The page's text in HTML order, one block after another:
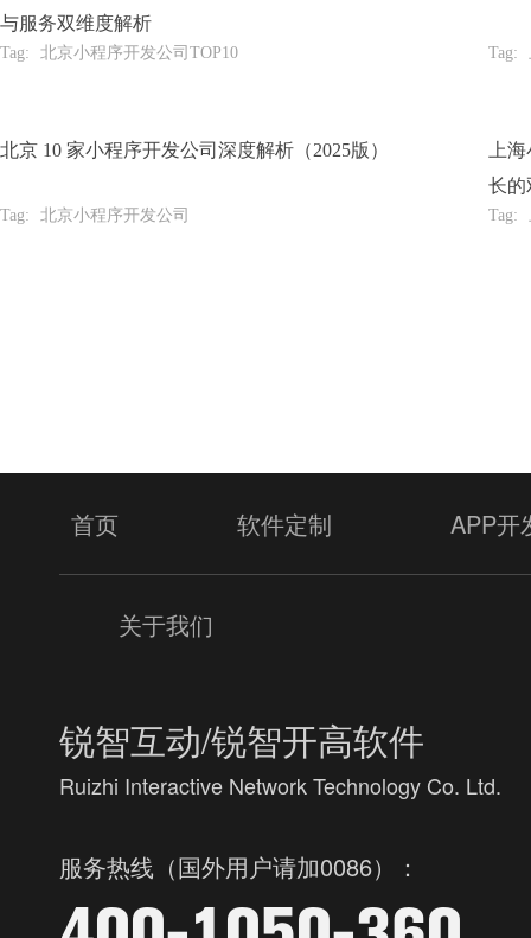
与服务双维度解析
Tag: 北京小程序开发公司TOP10 Tag:
北京 10 家小程序开发公司深度解析（2025版）
Tag: 北京小程序开发公司
上
长的
Tag:
首页 软件定制 APP开
关于我们
锐智互动/锐智开高软件
Ruizhi Interactive Network Technology Co. Ltd.
服务热线（国外用户请加0086）：